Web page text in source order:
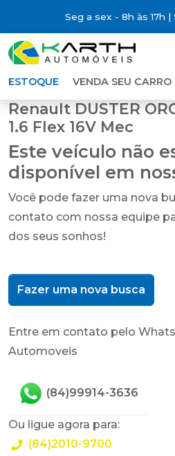
Seg a sex - 8h às 17h |
ESTOQUE VENDA SEU CARRO
Renault DUSTER
1.6 Flex 16V Mec
Este veículo não
disponível em
Você pode fazer uma nova
contato com nossa equipe
dos seus sonhos!
Fazer uma nova busca
Entre em contato pelo
Automoveis
(84)99914-3636
Ou ligue agora para:
(84)2010-9700